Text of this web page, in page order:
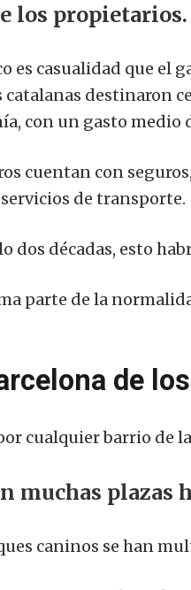
los propietarios.
es casualidad que el
destinaron
con un gasto medio
cuentan con
de transporte.
dos décadas, esto
parte de la
de
cualquier barrio de
muchas plazas
caninos se han